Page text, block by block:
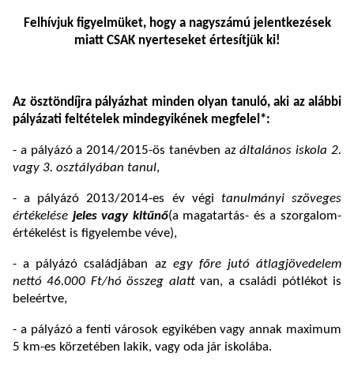
Felhívjuk figyelmüket, hogy a nagyszámú jelentkezések
miatt CSAK nyerteseket értesítjük ki!
Az ösztöndíjra pályázhat minden olyan tanuló, aki az alábbi
pályázati feltételek mindegyikének megfelel*:
- a pályázó a 2014/2015-ös tanévben azáltalános iskola 2.
vagy 3. osztályában tanul,
- a pályázó 2013/2014-es év végi tanulmányi szöveges
értékelése jeles vagy kitűnő(a magatartás- és a szorgalom-
értékelést is figyelembe véve),
- a pályázó családjában az egy főre jutó átlagjövedelem
nettó 46.000 Ft/hó összeg alattvan, a családi pótlékot is
beleértve,
- a pályázó a fenti városok egyikében vagy annak maximum
5 km-es körzetében lakik, vagy oda jár iskolába.